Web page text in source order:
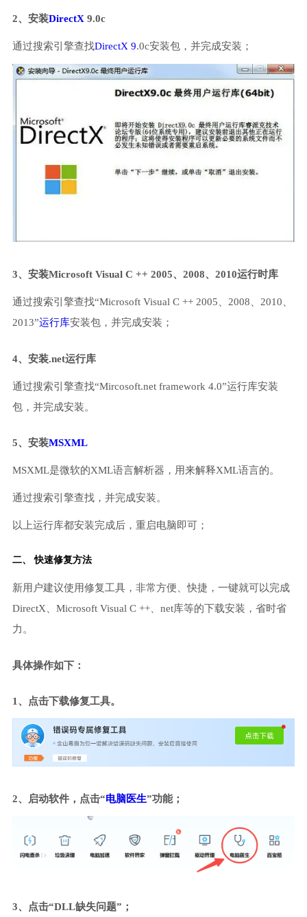
2、安装DirectX 9.0c
通过搜索引擎查找DirectX 9.0c安装包，并完成安装；
3、安装Microsoft Visual C ++ 2005、2008、2010运行时库
通过搜索引擎查找“Microsoft Visual C ++ 2005、2008、2010、
2013”运行库安装包，并完成安装；
4、安装.net运行库
通过搜索引擎查找“Mircosoft.net framework 4.0”运行库安装
包，并完成安装。
5、安装MSXML
MSXML是微软的XML语言解析器，用来解释XML语言的。
通过搜索引擎查找，并完成安装。
以上运行库都安装完成后，重启电脑即可；
二、 快速修复方法
新用户建议使用修复工具，非常方便、快捷，一键就可以完成
DirectX、Microsoft Visual C ++、net库等的下载安装，省时省
力。
具体操作如下：
1、点击下载修复工具。
2、启动软件，点击“电脑医生”功能；
3、点击“DLL缺失问题”；